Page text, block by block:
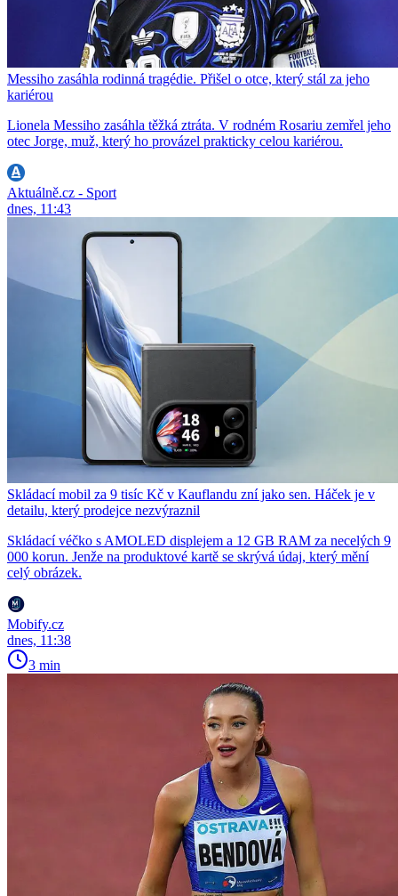
Messiho zasáhla rodinná tragédie. Přišel o otce, který stál za jeho
kariérou
Lionela Messiho zasáhla těžká ztráta. V rodném Rosariu zemřel jeho
otec Jorge, muž, který ho provázel prakticky celou kariérou.
Aktuálně.cz - Sport
dnes, 11:43
Skládací mobil za 9 tisíc Kč v Kauflandu zní jako sen. Háček je v
detailu, který prodejce nezvýraznil
Skládací véčko s AMOLED displejem a 12 GB RAM za necelých 9
000 korun. Jenže na produktové kartě se skrývá údaj, který mění
celý obrázek.
Mobify.cz
dnes, 11:38
3 min